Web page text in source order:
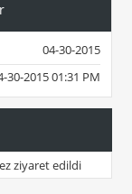
04-30-2015
30-201501:31 PM
ziyaret edildi